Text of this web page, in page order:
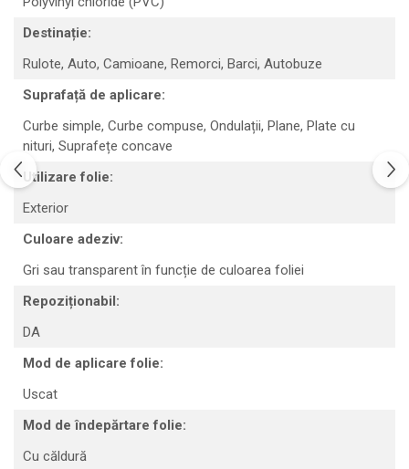
Destinație:
Rulote, Auto, Camioane, Remorci, Barci, Autobuze
Suprafață de aplicare:
Curbe simple, Curbe compuse, Ondulații, Plane, Plate cu
nituri, Suprafețe concave
Utilizare folie:
Exterior
Culoare adeziv:
Gri sau transparent în funcție de culoarea foliei
Repoziționabil:
DA
Mod de aplicare folie:
Uscat
Mod de îndepărtare folie:
Cu căldură